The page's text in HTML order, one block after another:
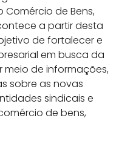
Comércio de Bens,
a partir desta
de fortalecer e
em busca da
de informações,
sobre as novas
sindicais e
de bens,